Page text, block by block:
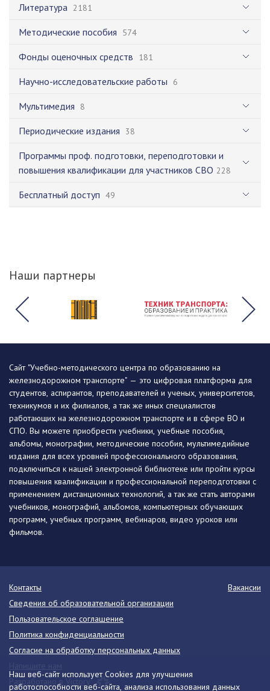
Литература 2181
Методические пособия 574
Фонды оценочных средств 181
Научно-исследовательские работы 6
Мультимедия 8
Периодические издания 38
Программы проф. подготовки, переподготовки и
повышения квалификации для участников СВО 228
Бесплатный доступ 49
Наши партнеры
Наш веб-сайт использует Cookies для улучшения
работоспособности веб-сайта, анализа использования данных
Сайт "Учебно-методического центра по образованию на
железнодорожном транспорте" — это цифровая платформа для
студентов, аспирантов, преподавателей и ученых, университетов,
техникумов и их филиалов, а так же иных специалистов
работающих на железнодорожном транспорте и в сфере ВО и
СПО. Вы можете приобрести учебники, учебные пособия,
альбомы, монографии, методические пособия, мультимедийные
издания для всех уровней профессионального образования,
подключиться к нашей электронной библиотеке или пройти курсы
повышения квалификации и профессиональной переподготовки с
применением дистанционных технологий, а так же стать авторами
учебников, монографий, альбомов, компьютерных обучающих
программ, учебных программ, вебинаров, видео уроков или
фильмов.
Контакты
Вакансии
Сведения об образовательной организации
Пользовательское соглашение
Политика конфиденциальности
Согласие на обработку персональных данных
Разработано в Victory